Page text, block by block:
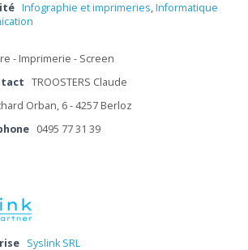
Infographie et imprimeries,Informatique
- Imprimerie - Screen
TROOSTERS Claude
Orban, 6 - 4257 Berloz
0495 77 31 39
Syslink SRL